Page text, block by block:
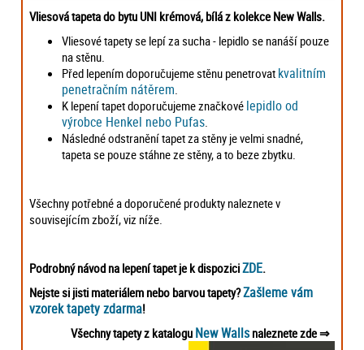
Vliesová tapeta do bytu UNI krémová, bílá z kolekce New Walls.
Vliesové tapety se lepí za sucha - lepidlo se nanáší pouze
na stěnu.
Před lepením doporučujeme stěnu penetrovat kvalitním
penetračním nátěrem.
K lepení tapet doporučujeme značkové lepidlo od
výrobce Henkel nebo Pufas.
Následné odstranění tapet za stěny je velmi snadné,
tapeta se pouze stáhne ze stěny, a to beze zbytku.
Všechny potřebné a doporučené produkty naleznete v
souvisejícím zboží, viz níže.
Podrobný návod na lepení tapet je k dispoziciZDE.
Nejste si jisti materiálem nebo barvou tapety?Zašleme vám
vzorek tapety zdarma!
Všechny tapety z katalogu New Wallsnaleznete zde⇒